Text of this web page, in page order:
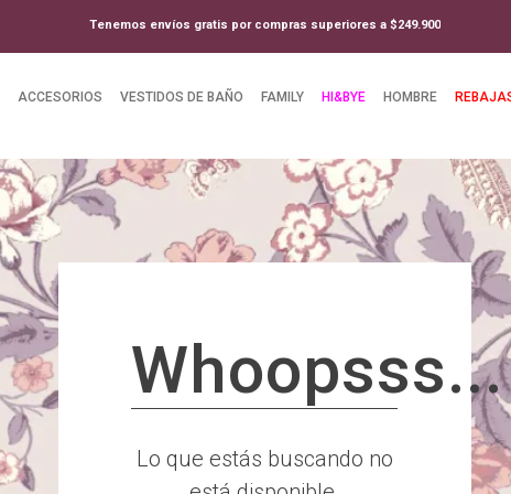
Tenemos envíos gratis por compras superiores a $249.900
ACCESORIOS VESTIDOS DE BAÑO FAMILY HI&BYE HOMBRE
Whoopsss...
Lo que estás buscando no